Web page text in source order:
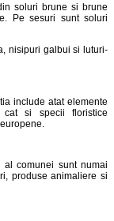
soluri brune si brune
Pe sesuri sunt soluri
nisipuri galbui si luturi-
include atat elemente
cat si specii floristice
al comunei sunt numai
produse animaliere si